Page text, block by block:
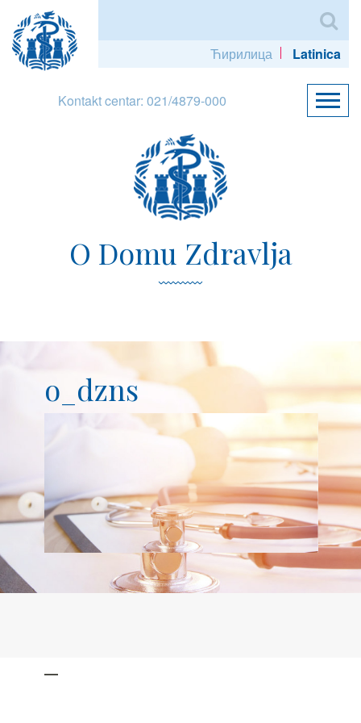
Ћирилица Latinica
Kontakt centar: 021/4879-000
O Domu Zdravlja
o_dzns